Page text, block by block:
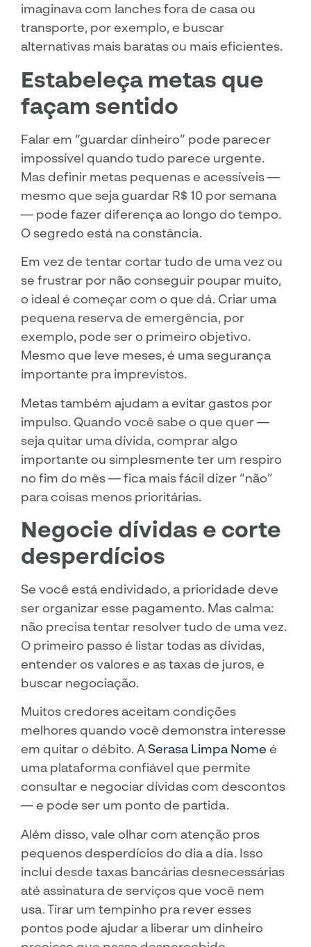
imaginava com lanches fora de casa ou
transporte, por exemplo, e buscar
alternativas mais baratas ou mais eficientes.
Estabeleça metas que
façam sentido
Falar em “guardar dinheiro” pode parecer
impossível quando tudo parece urgente.
Mas definir metas pequenas e acessíveis —
mesmo que seja guardar R$ 10 por semana
— pode fazer diferença ao longo do tempo.
O segredo está na constância.
Em vez de tentar cortar tudo de uma vez ou
se frustrar por não conseguir poupar muito,
o ideal é começar com o que dá. Criar uma
pequena reserva de emergência, por
exemplo, pode ser o primeiro objetivo.
Mesmo que leve meses, é uma segurança
importante pra imprevistos.
Metas também ajudam a evitar gastos por
impulso. Quando você sabe o que quer —
seja quitar uma dívida, comprar algo
importante ou simplesmente ter um respiro
no fim do mês — fica mais fácil dizer “não”
para coisas menos prioritárias.
Negocie dívidas e corte
desperdícios
Se você está endividado, a prioridade deve
ser organizar esse pagamento. Mas calma:
não precisa tentar resolver tudo de uma vez.
O primeiro passo é listar todas as dívidas,
entender os valores e as taxas de juros, e
buscar negociação.
Muitos credores aceitam condições
melhores quando você demonstra interesse
em quitar o débito. A Serasa Limpa Nome é
uma plataforma confiável que permite
consultar e negociar dívidas com descontos
— e pode ser um ponto de partida.
Além disso, vale olhar com atenção pros
pequenos desperdícios do dia a dia. Isso
inclui desde taxas bancárias desnecessárias
até assinatura de serviços que você nem
usa. Tirar um tempinho pra rever esses
pontos pode ajudar a liberar um dinheiro